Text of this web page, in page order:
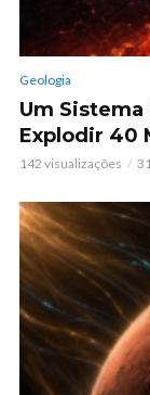
Geologia
Um Sistema
Explodir 40
142 visualizações